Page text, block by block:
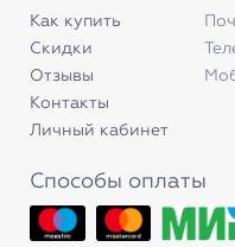
Как купить
Скидки
Отзывы
Контакты
Личный кабинет
Способы оплаты